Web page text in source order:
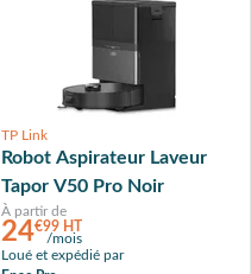
TP Link
Robot Aspirateur Laveur
Tapor V50 Pro Noir
À partir de
24€99 HT
/mois
Loué et expédié par